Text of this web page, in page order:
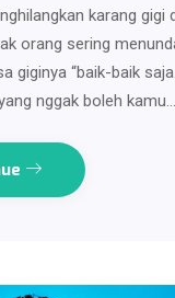
karang gigi
orang sering
giginya “baik-baik
nggak boleh kamu…